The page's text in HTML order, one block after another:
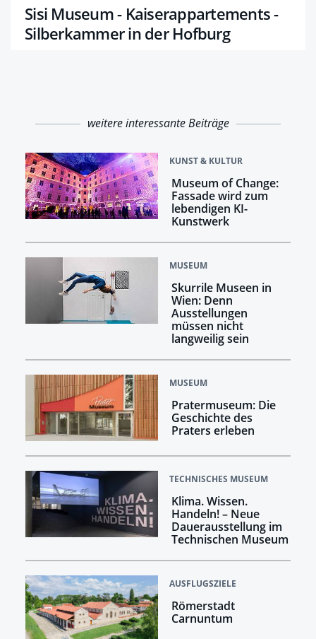
Sisi Museum - Kaiserappartements -
Silberkammer in der Hofburg
weitere interessante Beiträge
KUNST & KULTUR
Museum of Change:
Fassade wird zum
lebendigen KI-
Kunstwerk
MUSEUM
Skurrile Museen in
Wien: Denn
Ausstellungen
müssen nicht
langweilig sein
MUSEUM
Pratermuseum: Die
Geschichte des
Praters erleben
TECHNISCHES MUSEUM
Klima. Wissen.
Handeln! –​​​​​​​ Neue
Dauerausstellung im
Technischen Museum
AUSFLUGSZIELE
Römerstadt
Carnuntum